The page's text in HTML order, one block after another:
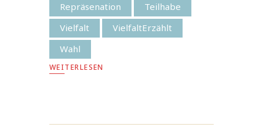
Repräsenation
Teilhabe
Vielfalt
VielfaltErzählt
Wahl
WEITERLESEN